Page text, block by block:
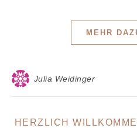
MEHR
Julia Weidinger
HERZLICH